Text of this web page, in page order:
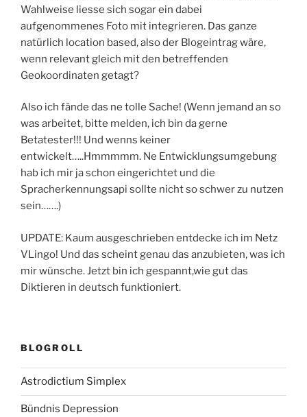
Wahlweise liesse sich sogar ein dabei
aufgenommenes Foto mit integrieren. Das ganze
natürlich location based, also der Blogeintrag wäre,
wenn relevant gleich mit den betreffenden
Geokoordinaten getagt?
Also ich fände das ne tolle Sache! (Wenn jemand an so
was arbeitet, bitte melden, ich bin da gerne
Betatester!!! Und wenns keiner
entwickelt…..Hmmmmm. Ne Entwicklungsumgebung
hab ich mir ja schon eingerichtet und die
Spracherkennungsapi sollte nicht so schwer zu nutzen
sein…….)
UPDATE: Kaum ausgeschrieben entdecke ich im Netz
VLingo! Und das scheint genau das anzubieten, was ich
mir wünsche. Jetzt bin ich gespannt,wie gut das
Diktieren in deutsch funktioniert.
BLOGROLL
Astrodictium Simplex
Bündnis Depression